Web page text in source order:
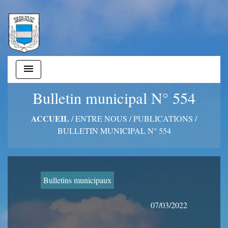
menu
Bulletin municipal N° 554
ACCUEIL /ENTRE NOUS /PUBLICATIONS /
BULLETIN MUNICIPAL N° 554
Bulletins municipaux
07/03/2022